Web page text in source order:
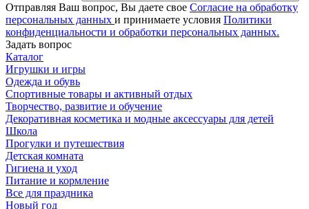
Отправляя Ваш вопрос, Вы даете свое Согласие на обработку
персональных данных и принимаете условия Политики
конфиденциальности и обработки персональных данных.
Задать вопрос
Каталог
Игрушки и игры
Одежда и обувь
Спортивные товары и активный отдых
Творчество, развитие и обучение
Декоративная косметика и модные аксессуары для детей
Школа
Прогулки и путешествия
Детская комната
Гигиена и уход
Питание и кормление
Все для праздника
Новый год